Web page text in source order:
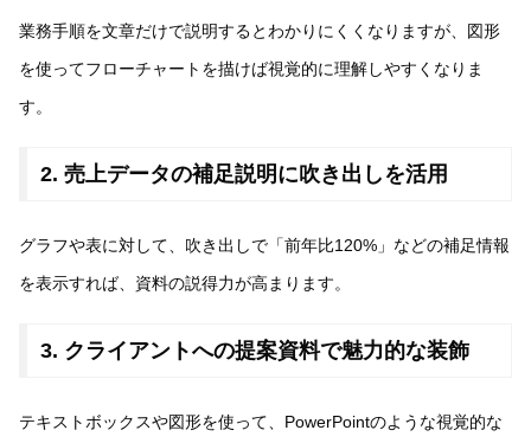
業務手順を文章だけで説明するとわかりにくくなりますが、図形
を使ってフローチャートを描けば視覚的に理解しやすくなりま
す。
2. 売上データの補足説明に吹き出しを活用
グラフや表に対して、吹き出しで「前年比120%」などの補足情報
を表示すれば、資料の説得力が高まります。
3. クライアントへの提案資料で魅力的な装飾
テキストボックスや図形を使って、PowerPointのような視覚的な